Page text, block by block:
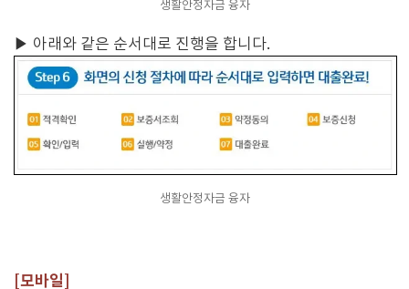
생활안정자금 융자
▶ 아래와 같은 순서대로 진행을 합니다.
생활안정자금 융자
[모바일]